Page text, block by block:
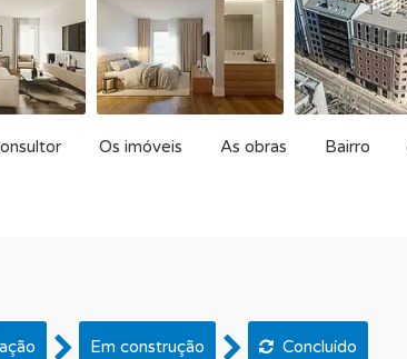
Os imóveis As obras Bairro
Em construção Concluído